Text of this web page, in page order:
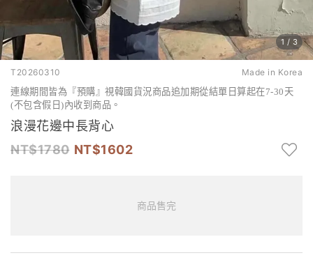
1 / 3
T20260310
Made in Korea
連線期間皆為『預購』視韓國貨況商品追加期從結單日算起在7-30天
(不包含假日)內收到商品。
浪漫花邊中長背心
1780
1602
商品售完